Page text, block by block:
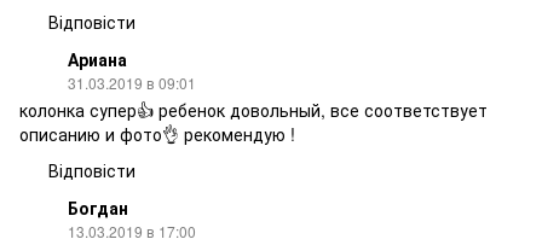
Відповісти
Ариана
31.03.2019 в 09:01
колонка супер👍 ребенок довольный, все соответствует
описанию и фото👌 рекомендую !
Відповісти
Богдан
13.03.2019 в 17:00